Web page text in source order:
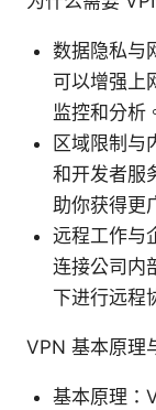
数据隐私与
可以增强上
监控和分析
区域限制与
和开发者服
助你获得更
远程工作与
连接公司内
下进行远程
VPN 基本原理
基本原理：